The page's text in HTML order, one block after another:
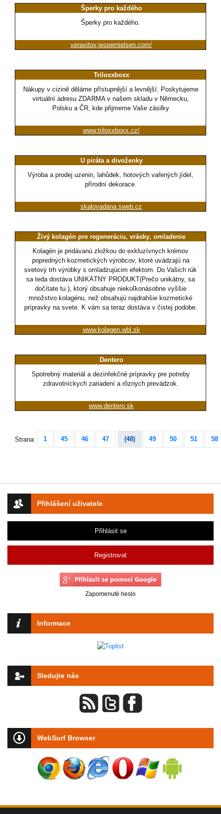
Přihlášení uživatele
Přihlásit se
Registrovat
Zapomenuté heslo
Informace
Sledujte nás
WebSurf Browser
Šperky pro každého
Šperky pro každého.
veravitov.jespernielsen.com/
Triloxxboxx
Nákupy v cizině děláme přístupnější a levnější. Poskytujeme
virtuální adresu ZDARMA v našem skladu v Německu,
Polsku a ČR, kde přijmeme Vaše zásilky
www.triloxxboxx.cz/
U piráta a divoženky
Výroba a prodej uzenin, lahůdek, hotových vařených jídel,
přírodní dekorace.
skalovadana.sweb.cz
Živý kolagén pre regeneráciu‚ vrásky‚ omladenie
Kolagén je pridávanú zložkou do exkluzívnych krémov
popredných kozmetických výrobcov, ktoré uvádzajú na
svetový trh výrobky s omladzujúcim efektom. Do Vašich rúk
sa teda dostáva UNIKÁTNY PRODUKT(Prečo unikátny, sa
dočítate tu ), ktorý obsahuje niekoľkonásobne vyššie
množstvo kolagénu, než obsahujú najdrahšie kozmetické
prípravky na svete. K vám sa teraz dostáva v čistej podobe.
www.kolagen.wbl.sk
Dentero
Spotrebný materiál a dezinfekčné prípravky pre potreby
zdravotníckych zariadení a rôznych prevádzok.
www.dentero.sk
Strana: 1 45 46 47 (48) 49 50 51 58